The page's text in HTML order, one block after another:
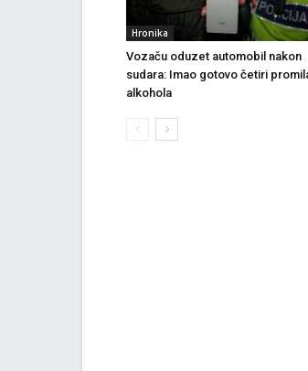
Hronika
Vozaču oduzet automobil nakon
sudara: Imao gotovo četiri
alkohola